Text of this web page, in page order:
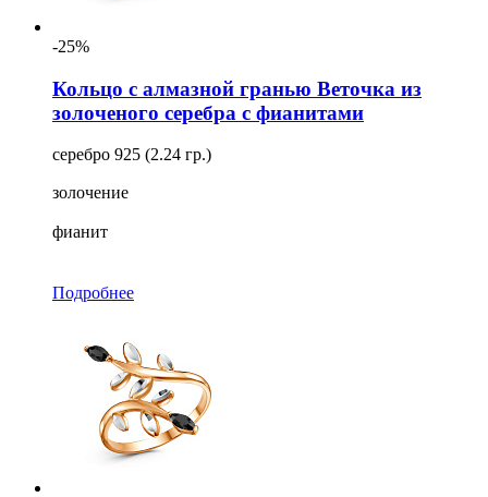
-25%
Кольцо с алмазной гранью Веточка из
золоченого серебра с фианитами
серебро 925 (2.24 гр.)
золочение
фианит
Подробнее